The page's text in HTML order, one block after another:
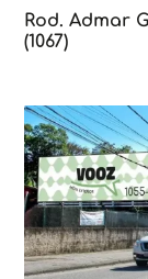
Rod. Admar
(1067)